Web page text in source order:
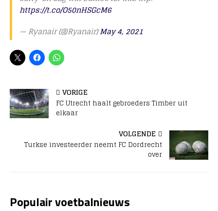
https://t.co/O50nHSGcM6
— Ryanair (@Ryanair)May 4, 2021
VORIGE
FC Utrecht haalt gebroeders Timber uit
elkaar
VOLGENDE
Turkse investeerder neemt FC Dordrecht
over
Populair voetbalnieuws